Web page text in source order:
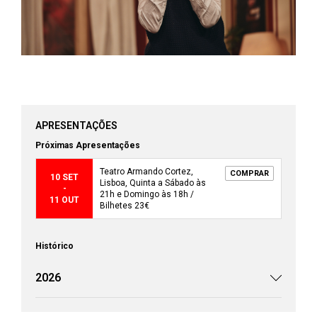
APRESENTAÇÕES
Próximas Apresentações
10 SET
-
11 OUT
Teatro Armando Cortez,
Lisboa, Quinta a Sábado às
21h e Domingo às 18h /
Bilhetes 23€
COMPRAR
Histórico
2026